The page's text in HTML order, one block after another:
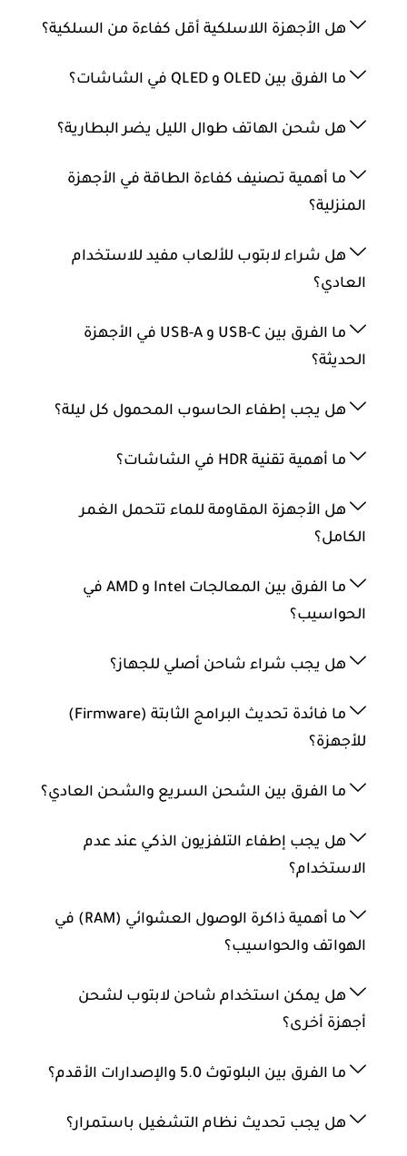
هل الأجهزة اللاسلكية أقل كفاءة من السلكية؟
ما الفرق بين OLED و QLED في الشاشات؟
هل شحن الهاتف طوال الليل يضر البطارية؟
ما أهمية تصنيف كفاءة الطاقة في الأجهزة
المنزلية؟
هل شراء لابتوب للألعاب مفيد للاستخدام
العادي؟
ما الفرق بين USB-C و USB-A في الأجهزة
الحديثة؟
هل يجب إطفاء الحاسوب المحمول كل ليلة؟
ما أهمية تقنية HDR في الشاشات؟
هل الأجهزة المقاومة للماء تتحمل الغمر
الكامل؟
ما الفرق بين المعالجات Intel و AMD في
الحواسيب؟
هل يجب شراء شاحن أصلي للجهاز؟
ما فائدة تحديث البرامج الثابتة (Firmware)
للأجهزة؟
ما الفرق بين الشحن السريع والشحن العادي؟
هل يجب إطفاء التلفزيون الذكي عند عدم
الاستخدام؟
ما أهمية ذاكرة الوصول العشوائي (RAM) في
الهواتف والحواسيب؟
هل يمكن استخدام شاحن لابتوب لشحن
أجهزة أخرى؟
ما الفرق بين البلوتوث 5.0 والإصدارات الأقدم؟
هل يجب تحديث نظام التشغيل باستمرار؟